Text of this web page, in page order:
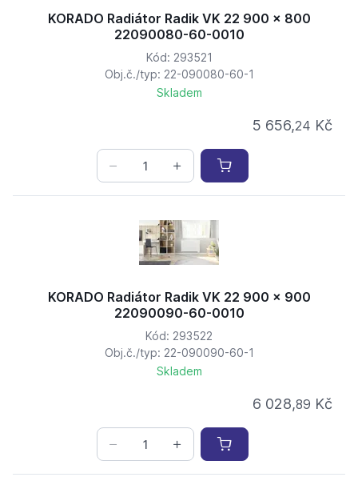
KORADO Radiátor Radik VK 22 900 x 800
22090080-60-0010
Kód: 293521
Obj.č./typ: 22-090080-60-1
Skladem
5 656,24 Kč
KORADO Radiátor Radik VK 22 900 x 900
22090090-60-0010
Kód: 293522
Obj.č./typ: 22-090090-60-1
Skladem
6 028,89 Kč